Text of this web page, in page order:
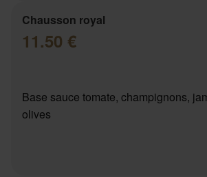
Chausson royal
11.50 €
Base sauce tomate, champignons,
olives